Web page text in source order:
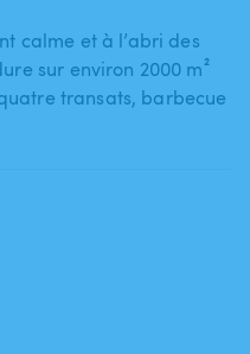
calme et à l’abri des
sur environ 2000 m²
transats​,​ barbecue​